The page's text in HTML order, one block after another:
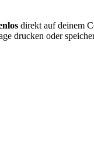
direkt auf deinem
drucken oder